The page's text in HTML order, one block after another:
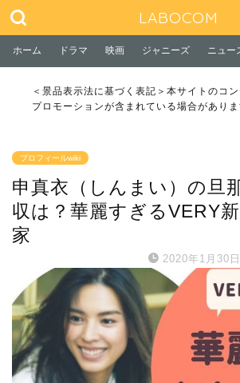
LABOCOM
ホーム ドラマ 映画 ジャニーズ ニュー
＜景品表示法に基づく表記＞本サイトのコ
プロモーションが含まれている場合がありま
プロフィールwiki
申真衣（しんまい）の旦
収は？華麗すぎるVERY
家
2020年1月30日